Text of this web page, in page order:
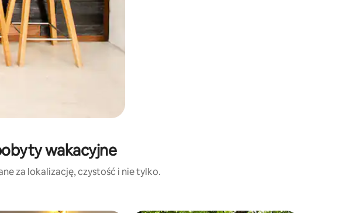
wakacyjne
za lokalizację, czystość i nie tylko.